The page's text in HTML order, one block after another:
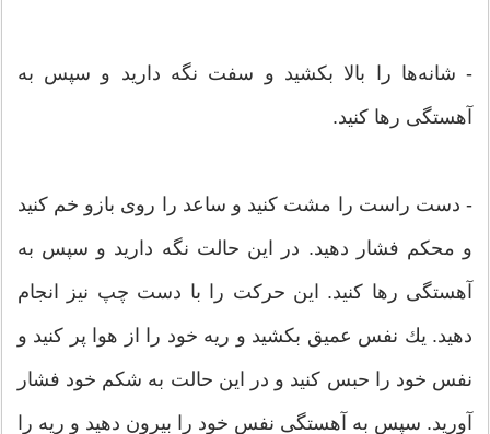
- شانه‌ها را بالا بكشید و سفت نگه دارید و سپس به
آهستگی رها كنید.
- دست راست را مشت كنید و ساعد را روی بازو خم كنید
و محكم فشار دهید. در این حالت نگه دارید و سپس به
آهستگی رها كنید. این حركت را با دست چپ نیز انجام
دهید. یك نفس عمیق بكشید و ریه خود را از هوا پر كنید و
نفس خود را حبس كنید و در این حالت به شكم خود فشار
آورید. سپس به آهستگی نفس خود را بیرون دهید و ریه را